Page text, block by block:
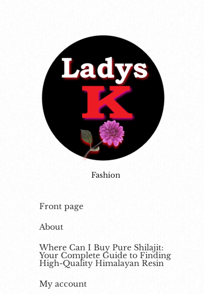
Fashion
Front page
About
Where Can I Buy Pure Shilajit:
Your Complete Guide to Finding
High-Quality Himalayan Resin
My account